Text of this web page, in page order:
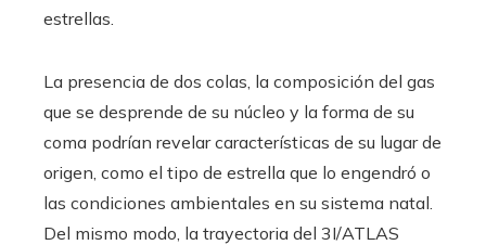
estrellas.
La presencia de dos colas, la composición del gas
que se desprende de su núcleo y la forma de su
coma podrían revelar características de su lugar de
origen, como el tipo de estrella que lo engendró o
las condiciones ambientales en su sistema natal.
Del mismo modo, la trayectoria del 3I/ATLAS